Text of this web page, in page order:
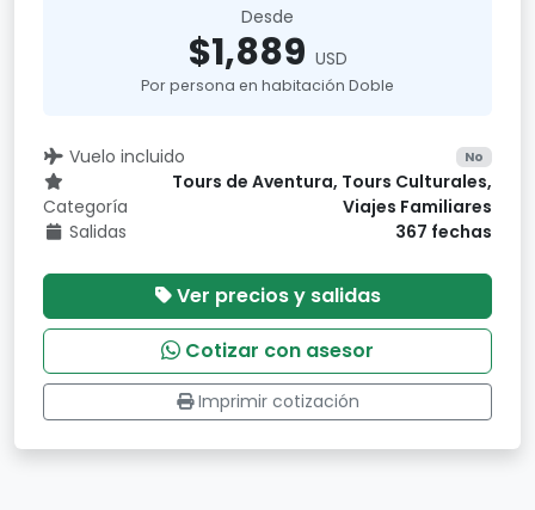
Desde
$1,889 USD
Por persona en habitación Doble
Vuelo incluido No
Categoría
Tours de Aventura, Tours Culturales,
Viajes Familiares
Salidas
367 fechas
Ver precios y salidas
Cotizar con asesor
Imprimir cotización